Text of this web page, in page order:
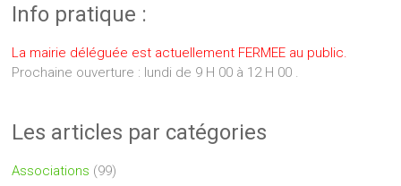
Info pratique :
La mairie déléguée est actuellement FERMEE au public.
Prochaine ouverture : lundi de 9 H 00 à 12 H 00 .
Les articles par catégories
Associations (99)